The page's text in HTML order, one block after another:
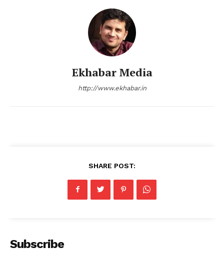
Ekhabar Media
http://www.ekhabar.in
SHARE POST:
Subscribe